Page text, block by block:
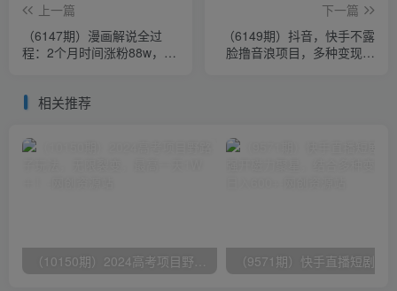
上一篇
（6147期）漫画解说全过
程：2个月时间涨粉88w，多
下一篇
（6149期）抖音，快手不露
脸撸音浪项目，多种变现连
相关推荐
（10150期）2024高考项目野路子玩法，无限裂变，最高一天1W＋！